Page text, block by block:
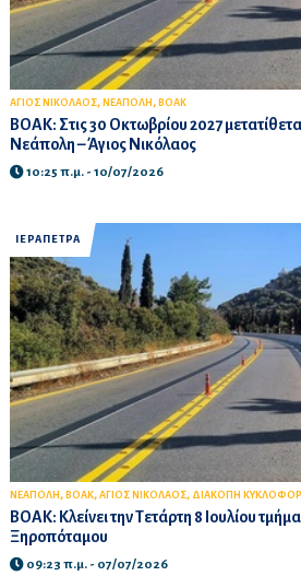
ΑΓΙΟΣ ΝΙΚΟΛΑΟΣ, ΝΕΑΠΟΛΗ , ΒΟΑΚ
ΒΟΑΚ: Στις 30 Οκτωβρίου 2027
Νεάπολη – Άγιος Νικόλαος
10:25 π.μ. - 10/07/2026
ΙΕΡΑΠΕΤΡΑ
ΝΕΑΠΟΛΗ , ΒΟΑΚ, ΑΓΙΟΣ ΝΙΚΟΛΑΟΣ, ΔΙΑΚΟΠΗ
ΒΟΑΚ: Κλείνει την Τετάρτη 8 Ιουλίου
Ξηροπόταμου
09:23 π.μ. - 07/07/2026